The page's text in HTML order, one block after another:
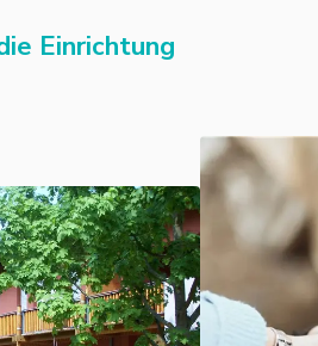
sind so vielfältig wie die
In all diesen Bereichen
Fachkräfte, starke Teams und
zu unterstützen und
Einrichtung